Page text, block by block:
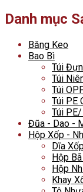
Danh mục
Băng Keo
Bao Bì
Túi
Túi
Túi
Túi PE
Túi
Đũa - Dao -
Hộp Xốp -
Dĩa
Hộp
Hộp
Khay